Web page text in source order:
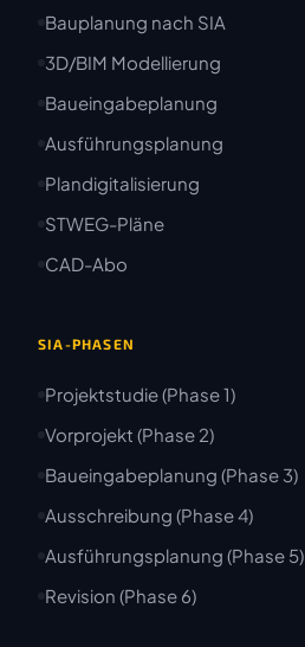
Bauplanung nach SIA
3D/BIM Modellierung
Baueingabeplanung
Ausführungsplanung
Plandigitalisierung
STWEG-Pläne
CAD-Abo
SIA-PHASEN
Projektstudie (Phase 1)
Vorprojekt (Phase 2)
Baueingabeplanung (Phase 3)
Ausschreibung (Phase 4)
Ausführungsplanung (Phase 5)
Revision (Phase 6)